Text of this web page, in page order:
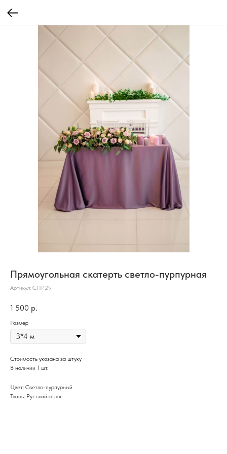
Прямоугольная скатерть светло-пурпурная
Артикул: СПР29
1 500 р.
Размер
Стоимость указана за штуку
В наличии 1 шт.
Цвет: Светло-пурпурный
Ткань: Русский атлас